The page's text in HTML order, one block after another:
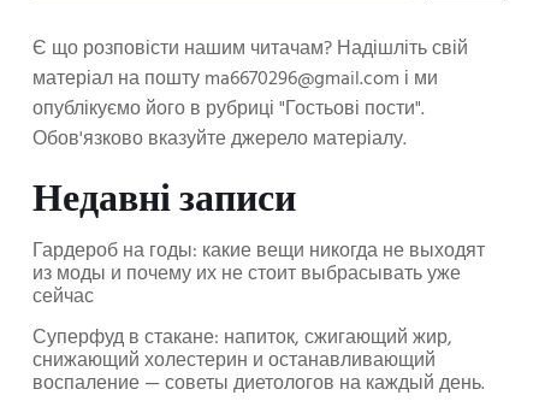
Є що розповісти нашим читачам? Надішліть свій
матеріал на поштуma6670296@gmail.com і ми
опублікуємо його в рубриці "Гостьові пости".
Обов'язково вказуйте джерело матеріалу.
Недавні записи
Гардероб на годы: какие вещи никогда не выходят
из моды и почему их не стоит выбрасывать уже
сейчас
Суперфуд в стакане: напиток, сжигающий жир,
снижающий холестерин и останавливающий
воспаление — советы диетологов на каждый день.